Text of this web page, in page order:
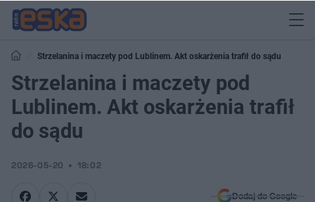
Strzelanina i maczety pod Lublinem. Akt oskarżenia trafił do sądu
Strzelanina i maczety pod
Lublinem. Akt oskarżenia trafił
do sądu
2026-05-20 18:02
Dodaj do Google